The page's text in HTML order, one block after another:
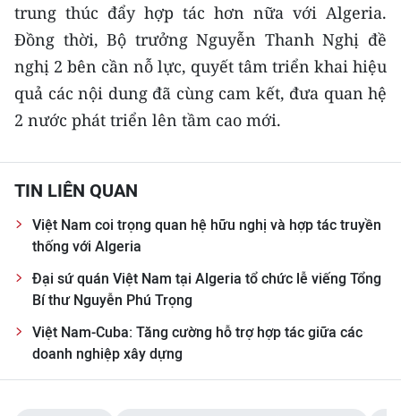
trung thúc đẩy hợp tác hơn nữa với Algeria.
Đồng thời, Bộ trưởng Nguyễn Thanh Nghị đề
nghị 2 bên cần nỗ lực, quyết tâm triển khai hiệu
quả các nội dung đã cùng cam kết, đưa quan hệ
2 nước phát triển lên tầm cao mới.
TIN LIÊN QUAN
Việt Nam coi trọng quan hệ hữu nghị và hợp tác truyền
thống với Algeria
Đại sứ quán Việt Nam tại Algeria tổ chức lễ viếng Tổng
Bí thư Nguyễn Phú Trọng
Việt Nam-Cuba: Tăng cường hỗ trợ hợp tác giữa các
doanh nghiệp xây dựng